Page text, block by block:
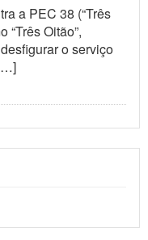
a PEC 38 (“Três
“Três Oitão”,
o serviço